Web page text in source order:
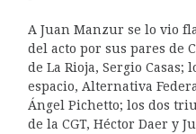
A Juan Manzur se lo vio
del acto por sus pares de
de La Rioja, Sergio Casas;
espacio, Alternativa
Ángel Pichetto; los dos
de la CGT, Héctor Daer y